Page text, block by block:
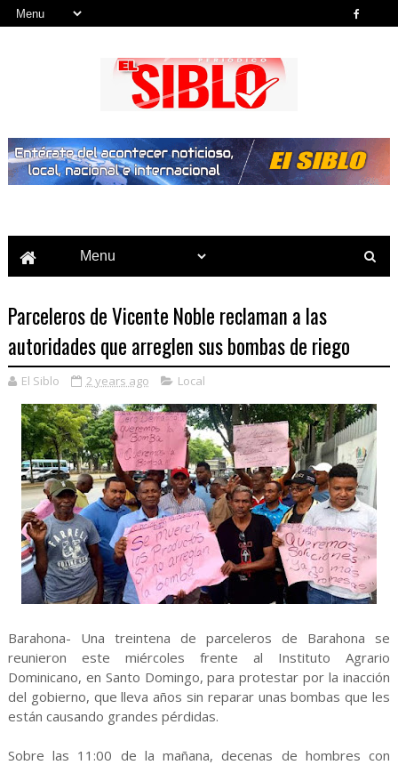
Parceleros de Vicente Noble reclaman a las
autoridades que arreglen sus bombas de riego
El Siblo 2 years ago Local
Barahona- Una treintena de parceleros de Barahona se
reunieron este miércoles frente al Instituto Agrario
Dominicano, en Santo Domingo, para protestar por la inacción
del gobierno, que lleva años sin reparar unas bombas que les
están causando grandes pérdidas.
Sobre las 11:00 de la mañana, decenas de hombres con